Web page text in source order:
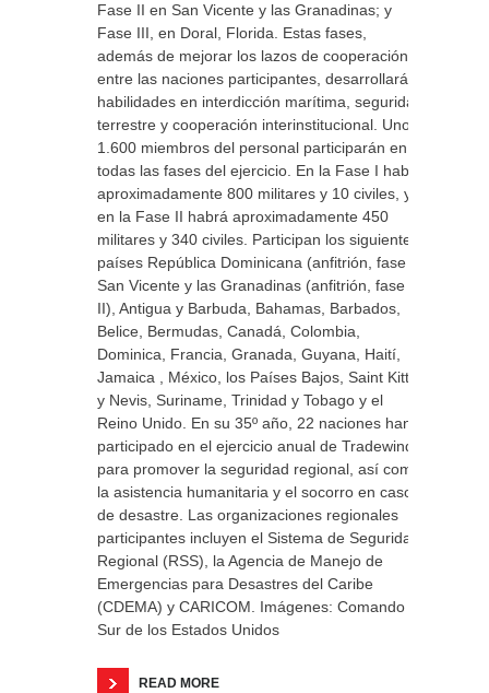
Fase II en San Vicente y las Granadinas; y
Fase III, en Doral, Florida. Estas fases,
además de mejorar los lazos de cooperación
entre las naciones participantes, desarrollarán
habilidades en interdicción marítima, seguridad
terrestre y cooperación interinstitucional. Unos
1.600 miembros del personal participarán en
todas las fases del ejercicio. En la Fase I habrá
aproximadamente 800 militares y 10 civiles, y
en la Fase II habrá aproximadamente 450
militares y 340 civiles. Participan los siguientes
países República Dominicana (anfitrión, fase I),
San Vicente y las Granadinas (anfitrión, fase
II), Antigua y Barbuda, Bahamas, Barbados,
Belice, Bermudas, Canadá, Colombia,
Dominica, Francia, Granada, Guyana, Haití,
Jamaica , México, los Países Bajos, Saint Kitts
y Nevis, Suriname, Trinidad y Tobago y el
Reino Unido. En su 35º año, 22 naciones han
participado en el ejercicio anual de Tradewinds
para promover la seguridad regional, así como
la asistencia humanitaria y el socorro en casos
de desastre. Las organizaciones regionales
participantes incluyen el Sistema de Seguridad
Regional (RSS), la Agencia de Manejo de
Emergencias para Desastres del Caribe
(CDEMA) y CARICOM. Imágenes: Comando
Sur de los Estados Unidos
READ MORE